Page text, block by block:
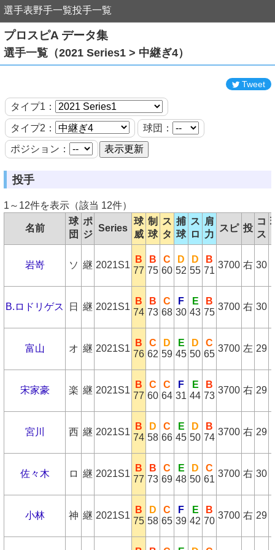
選手表野手一覧投手一覧
プロスピA データ集
選手一覧（2021 Series1 > 中継ぎ4）
Tweet
タイプ1：
タイプ2：
球団：
ポジション：
投手
1～12件を表示（該当 12件）
名前
球
団
ポ
ジ
Series
球
威
制
球
ス
タ
捕
球
ス
ロ
肩
力
スピ 投
コ
ス
岩嵜 ソ 継 2021S1
B
77
B
75
C
60
D
52
D
55
B
71
3700 右 30
B.ロドリゲス 日 継 2021S1
B
74
B
73
C
68
F
30
E
43
B
75
3700 右 30
富山 オ 継 2021S1
B
76
C
62
D
59
E
45
D
50
C
65
3700 左 29
宋家豪 楽 継 2021S1
B
77
C
60
C
64
F
31
E
44
B
73
3700 右 29
宮川 西 継 2021S1
B
74
D
58
C
66
E
45
D
50
B
74
3700 右 29
佐々木 ロ 継 2021S1
B
77
B
73
C
69
E
48
D
50
C
61
3700 右 30
小林 神 継 2021S1
B
75
D
58
C
65
F
39
E
42
B
70
3700 右 29